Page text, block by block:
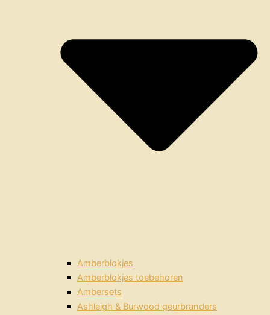
Amberblokjes
Amberblokjes toebehoren
Ambersets
Ashleigh & Burwood geurbranders